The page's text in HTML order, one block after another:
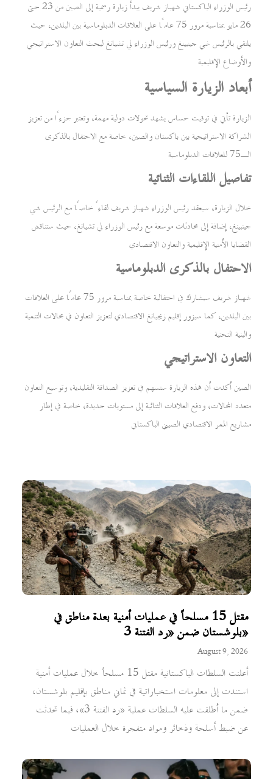
مقتل 15 مسلحاً في عمليات أمنية بعدة مناطق في
بلوشستان ضمن «رد الفتنة 3»
August 9, 2026
أعلنت السلطات الباكستانية مقتل 15 مسلحاً خلال عمليات أمنية
استندت إلى معلومات استخباراتية في ثماني مناطق بإقليم بلوشستان،
ضمن ما أطلقت عليه السلطات عملية «رد الفتنة 3»، فيما تحدثت
عن ضبط أسلحة وذخائر ومواد متفجرة خلال العمليات
رئيس الوزراء الباكستاني شهباز شريف يبدأ زيارة رسمية إلى الصين من 23 حتى
26 مايو بمناسبة مرور 75 عامًا على العلاقات الدبلوماسية بين البلدين، حيث
يلتقي بالرئيس شي جينبينغ ورئيس الوزراء لي تشيانغ لبحث التعاون الاستراتيجي
والأوضاع الإقليمية
أبعاد الزيارة السياسية
الزيارة تأتي في توقيت حساس يشهد تحولات دولية مهمة، وتعتبر جزءًا من تعزيز
الشراكة الاستراتيجية بين باكستان والصين، خاصة مع الاحتفال بالذكرى
الـ75 للعلاقات الدبلوماسية
تفاصيل اللقاءات الثنائية
خلال الزيارة، سيعقد رئيس الوزراء شهباز شريف لقاءً خاصًا مع الرئيس شي
جينبينغ، إضافة إلى محادثات موسعة مع رئيس الوزراء لي تشيانغ، حيث ستناقش
القضايا الأمنية الإقليمية والتعاون الاقتصادي
الاحتفال بالذكرى الدبلوماسية
شهباز شريف سيشارك في احتفالية خاصة بمناسبة مرور 75 عامًا على العلاقات
بين البلدين، كما سيزور إقليم زيجيانغ الاقتصادي لتعزيز التعاون في مجالات التنمية
والبنية التحتية
التعاون الاستراتيجي
الصين أكدت أن هذه الزيارة ستسهم في تعزيز الصداقة التقليدية، وتوسيع التعاون
متعدد المجالات، ودفع العلاقات الثنائية إلى مستويات جديدة، خاصة في إطار
مشاريع الممر الاقتصادي الصيني الباكستاني